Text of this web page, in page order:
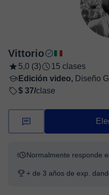
Vittorio
5,0 (3)
15 clases
Edición video, Diseño
$ 37/clase
Normalmente responde
+ de 3 años de exp.